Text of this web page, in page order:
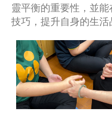
靈平衡的重要性，並
技巧，提升自身的生活